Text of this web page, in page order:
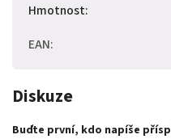
Hmotnost:
EAN:
Diskuze
Buďte první, kdo napíše